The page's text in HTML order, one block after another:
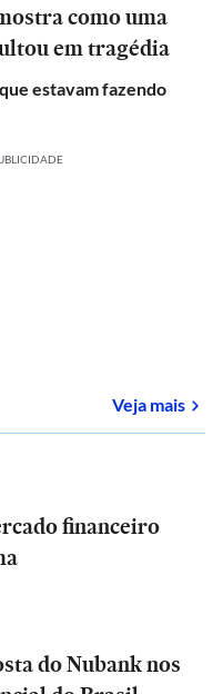
como uma
em tragédia
estavam fazendo
Veja mais
financeiro
do Nubank nos